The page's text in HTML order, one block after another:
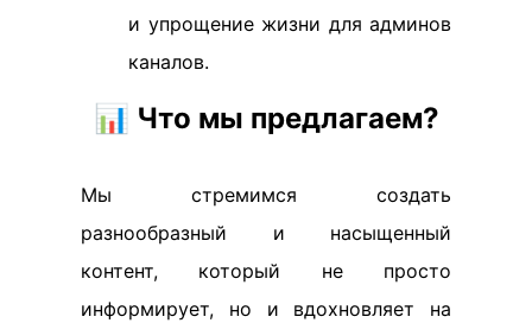
и упрощение жизни для админов
каналов.
📊 Что мы предлагаем?
Мы стремимся создать
разнообразный и насыщенный
контент, который не просто
информирует, но и вдохновляет на